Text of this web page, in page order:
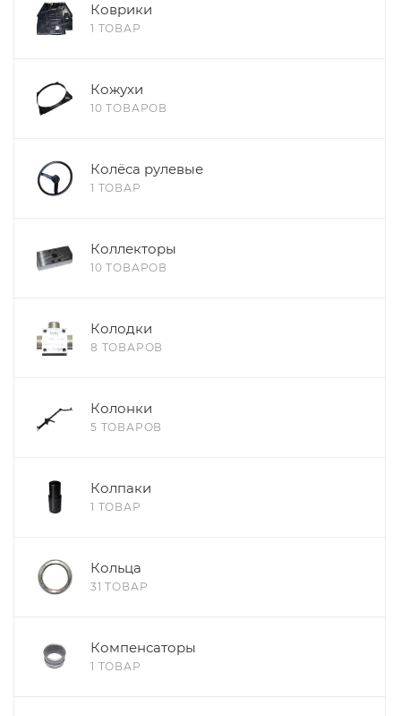
Коврики
1 ТОВАР
Кожухи
10 ТОВАРОВ
Колёса рулевые
1 ТОВАР
Коллекторы
10 ТОВАРОВ
Колодки
8 ТОВАРОВ
Колонки
5 ТОВАРОВ
Колпаки
1 ТОВАР
Кольца
31 ТОВАР
Компенсаторы
1 ТОВАР